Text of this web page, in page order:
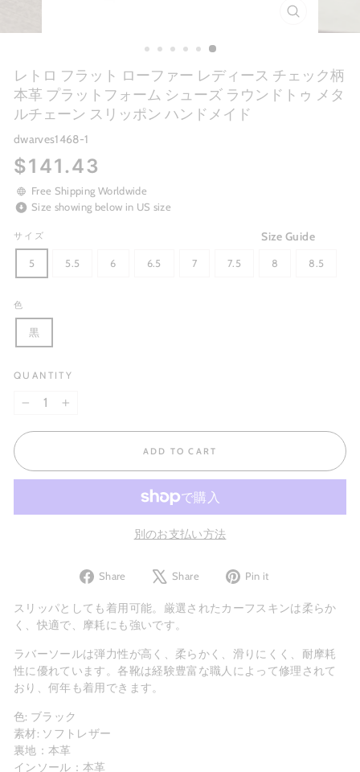
(ESC)
レトロ フラット ローファー レディース チェック柄
本革 プラットフォーム シューズ ラウンドトゥ メタ
ルチェーン スリッポン ハンドメイド
dwarves1468-1
Regular
price
$141.43
Free Shipping Worldwide
Size showing below in US size
Size Guide
サイズ
5 5.5 6 6.5 7 7.5 8 8.5
色
黒
QUANTITY
ADD TO CART
別のお支払い方法
Share
Share
Facebook
Share
Tweet
X
Pin it
Pinterest
スリッパとしても着用可能。厳選されたカーフスキンは柔らか
く、快適で、摩耗にも強いです。
ラバーソールは弾力性が高く、柔らかく、滑りにくく、耐摩耗
性に優れています。各靴は経験豊富な職人によって修理されて
おり、何年も着用できます。
色: ブラック
素材: ソフトレザー
裏地：本革
インソール：本革